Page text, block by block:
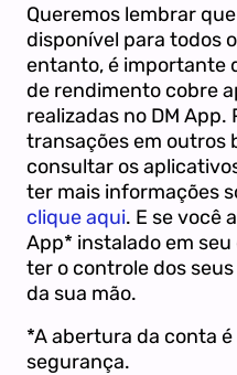
Queremos lembrar
disponível para todos
entanto, é importante
de rendimento cobre
realizadas no DM
transações em outros
consultar os
ter mais informações
clique aqui. E se você
App* instalado em seu
ter o controle dos
da sua mão.
*A abertura da conta
segurança.